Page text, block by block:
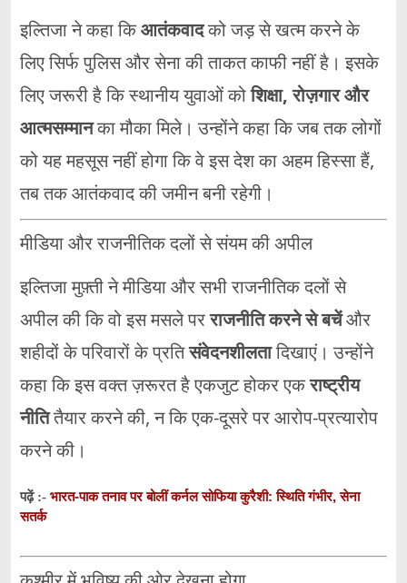
इल्तिजा ने कहा किआतंकवादको जड़ से खत्म करने के
लिए सिर्फ पुलिस और सेना की ताकत काफी नहीं है। इसके
लिए जरूरी है कि स्थानीय युवाओं कोशिक्षा, रोज़गार और
आत्मसम्मानका मौका मिले। उन्होंने कहा कि जब तक लोगों
को यह महसूस नहीं होगा कि वे इस देश का अहम हिस्सा हैं,
तब तक आतंकवाद की जमीन बनी रहेगी।
मीडिया और राजनीतिक दलों से संयम की अपील
इल्तिजा मुफ़्ती ने मीडिया और सभी राजनीतिक दलों से
अपील की कि वो इस मसले परराजनीति करने से बचेंऔर
शहीदों के परिवारों के प्रतिसंवेदनशीलतादिखाएं। उन्होंने
कहा कि इस वक्त ज़रूरत है एकजुट होकर एकराष्ट्रीय
नीतितैयार करने की, न कि एक-दूसरे पर आरोप-प्रत्यारोप
करने की।
पढ़ें :- भारत-पाक तनाव पर बोलीं कर्नल सोफिया कुरैशी: स्थिति गंभीर, सेना
सतर्क